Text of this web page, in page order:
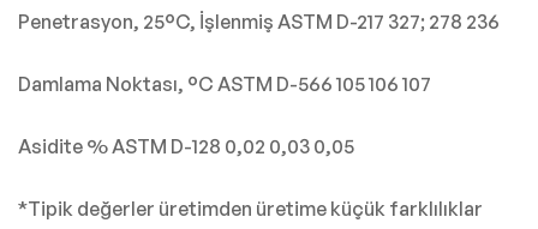
Penetrasyon, 25°C, İşlenmiş ASTM D-217 327; 278 236
Damlama Noktası, °C ASTM D-566 105 106 107
Asidite % ASTM D-128 0,02 0,03 0,05
*Tipik değerler üretimden üretime küçük farklılıklar